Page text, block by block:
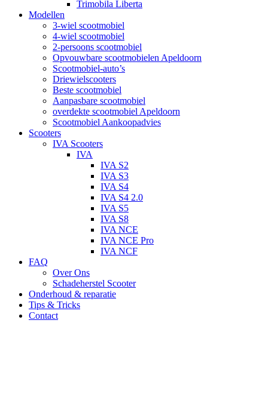
Trimobila Liberta
Modellen
3-wiel scootmobiel
4-wiel scootmobiel
2-persoons scootmobiel
Opvouwbare scootmobielen Apeldoorn
Scootmobiel-auto’s
Driewielscooters
Beste scootmobiel
Aanpasbare scootmobiel
overdekte scootmobiel Apeldoorn
Scootmobiel Aankoopadvies
Scooters
IVA Scooters
IVA
IVA S2
IVA S3
IVA S4
IVA S4 2.0
IVA S5
IVA S8
IVA NCE
IVA NCE Pro
IVA NCF
FAQ
Over Ons
Schadeherstel Scooter
Onderhoud & reparatie
Tips & Tricks
Contact